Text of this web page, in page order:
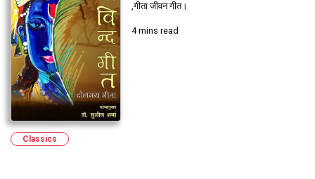
,गीता जीवन गीत।
4 mins read
Classics